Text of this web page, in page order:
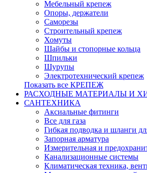
Мебельный крепеж
Опоры, держатели
Саморезы
Строительный крепеж
Хомуты
Шайбы и стопорные кольца
Шпильки
Шурупы
Электротехнический крепеж
Показать все КРЕПЕЖ
РАСХОДНЫЕ МАТЕРИАЛЫ И
САНТЕХНИКА
Аксиальные фитинги
Все для газа
Гибкая подводка и шланги
Запорная арматура
Измерительная и
Канализационные системы
Климатическая техника,